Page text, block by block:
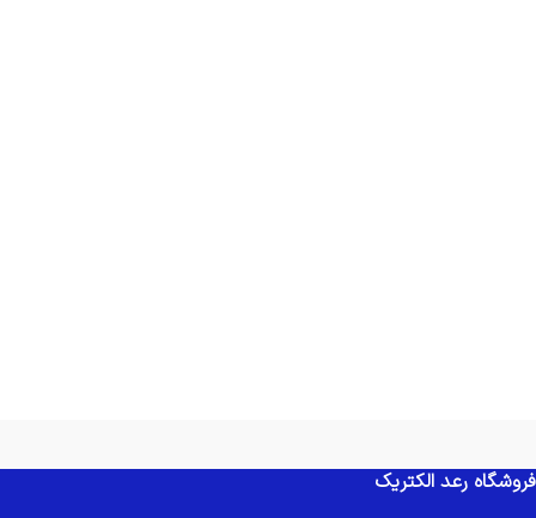
فروشگاه رعد الکتریک